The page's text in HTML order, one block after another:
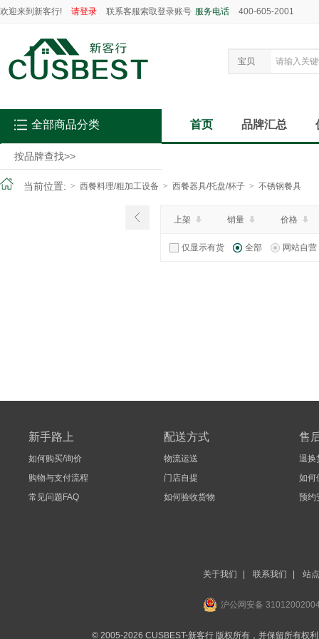
欢迎来到新客行! 请登录 联系客服索取登录账号 服务电话 400-605-2001
宝贝
按品牌查找>>
全部商品分类 首页 品牌汇总
当前位置: > 西餐料理/粗加工设备 > 西餐器具/托盘/杯子 > 不锈钢餐具
上架 销量 价格
仅显示有货 全部 网站自营
新手路上
如何购买/询价
购物与支付流程
常见问题FAQ
配送方式
物流运送
门店自提
如何验收货物
售
退换
如何
预约
关于我们 联系我们 站
沪公网安备
© 2005-2026 CUSBEST-新客行 版权所有，并保留所有权